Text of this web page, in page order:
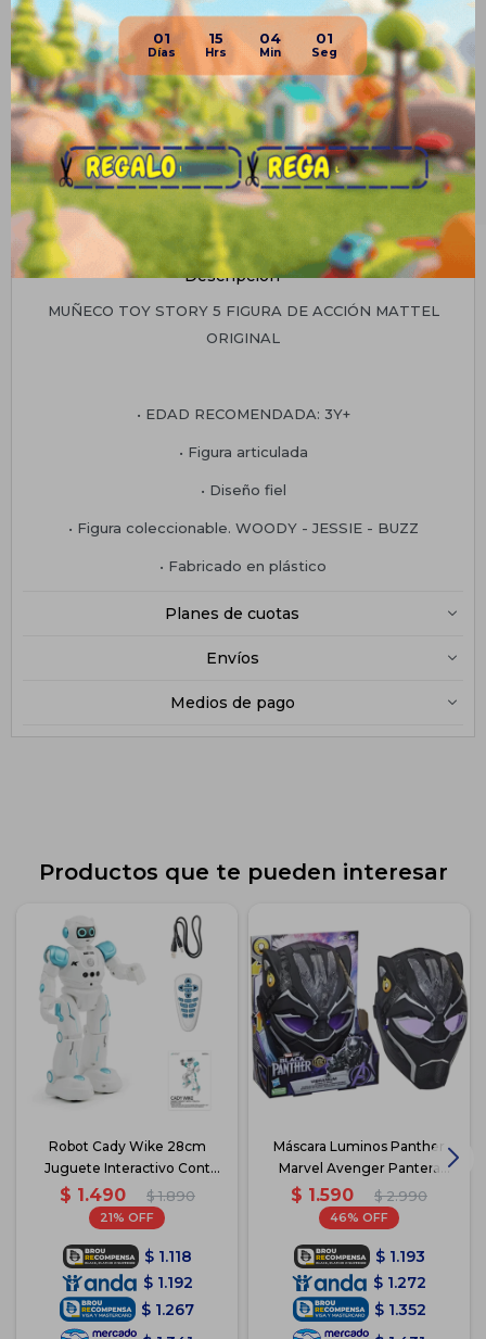
01 15 04 00
Descripción
MUÑECO TOY STORY 5 FIGURA DE ACCIÓN MATTEL
ORIGINAL
• EDAD RECOMENDADA: 3Y+
• Figura articulada
• Diseño fiel
• Figura coleccionable. WOODY - JESSIE - BUZZ
• Fabricado en plástico
Planes de cuotas
Envíos
Medios de pago
Productos que te pueden interesar
Robot Cady Wike 28cm
Juguete Interactivo Cont
Remoto
$ 1.490 $ 1.890
21
$ 1.118
$ 1.192
$ 1.267
Máscara Luminos Panther
Marvel Avenger Pantera
Negra
$ 1.590 $ 2.990
46
$ 1.193
$ 1.272
$ 1.352